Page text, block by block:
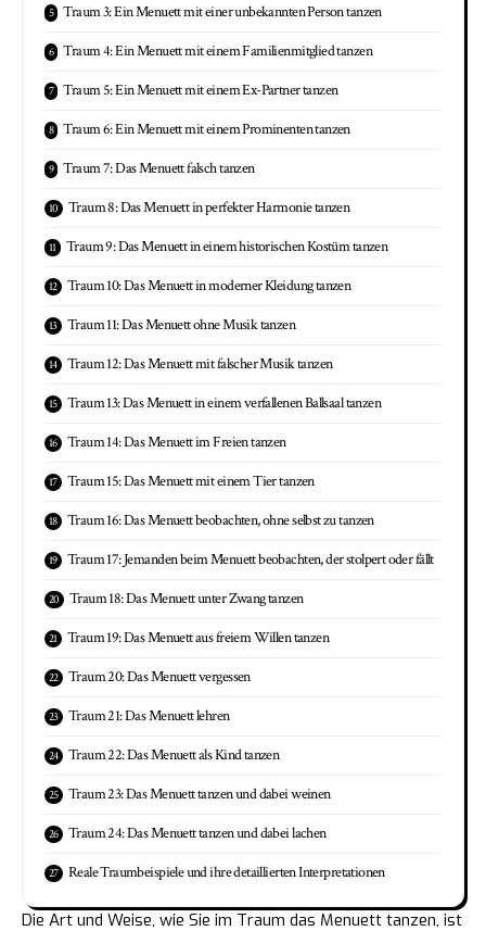
Traum 3: Ein Menuett mit einer unbekannten Person tanzen
Traum 4: Ein Menuett mit einem Familienmitglied tanzen
Traum 5: Ein Menuett mit einem Ex-Partner tanzen
Traum 6: Ein Menuett mit einem Prominenten tanzen
Traum 7: Das Menuett falsch tanzen
Traum 8: Das Menuett in perfekter Harmonie tanzen
Traum 9: Das Menuett in einem historischen Kostüm tanzen
Traum 10: Das Menuett in moderner Kleidung tanzen
Traum 11: Das Menuett ohne Musik tanzen
Traum 12: Das Menuett mit falscher Musik tanzen
Traum 13: Das Menuett in einem verfallenen Ballsaal tanzen
Traum 14: Das Menuett im Freien tanzen
Traum 15: Das Menuett mit einem Tier tanzen
Traum 16: Das Menuett beobachten, ohne selbst zu tanzen
Traum 17: Jemanden beim Menuett beobachten, der stolpert oder fällt
Traum 18: Das Menuett unter Zwang tanzen
Traum 19: Das Menuett aus freiem Willen tanzen
Traum 20: Das Menuett vergessen
Traum 21: Das Menuett lehren
Traum 22: Das Menuett als Kind tanzen
Traum 23: Das Menuett tanzen und dabei weinen
Traum 24: Das Menuett tanzen und dabei lachen
Reale Traumbeispiele und ihre detaillierten Interpretationen
Die Art und Weise, wie Sie im Traum das Menuett tanzen, ist